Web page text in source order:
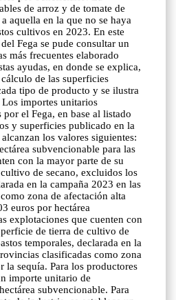
de arroz y de tomate de
aquella en la que no se haya
cultivos en 2023. En este
Fega se pude consultar un
más frecuentes elaborado
ayudas, en donde se explica,
de las superficies
tipo de producto y se ilustra
importes unitarios
el Fega, en base al listado
y superficies publicado en la
los valores siguientes:
subvencionable para las
con la mayor parte de su
de secano, excluidos los
en la campaña 2023 en las
zona de afectación alta
euros por hectárea
explotaciones que cuenten con
de tierra de cultivo de
temporales, declarada en la
clasificadas como zona
la sequía. Para los productores
importe unitario de
subvencionable. Para